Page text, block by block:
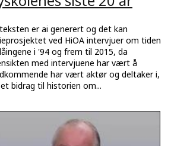
er ai generert og det kan
ved HiOA intervjuer om tiden
i '94 og frem til 2015, da
med intervjuene har vært å
har vært aktør og deltaker i,
bidrag til historien om...